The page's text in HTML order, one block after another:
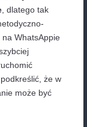
o tym